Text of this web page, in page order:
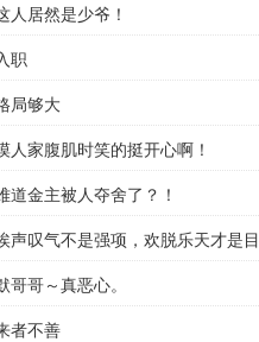
人居然是少爷！
职
局够大
人家腹肌时笑的挺开心啊！
道金主被人夺舍了？！
声叹气不是强项，欢脱乐天才是目
哥哥～真恶心。
者不善